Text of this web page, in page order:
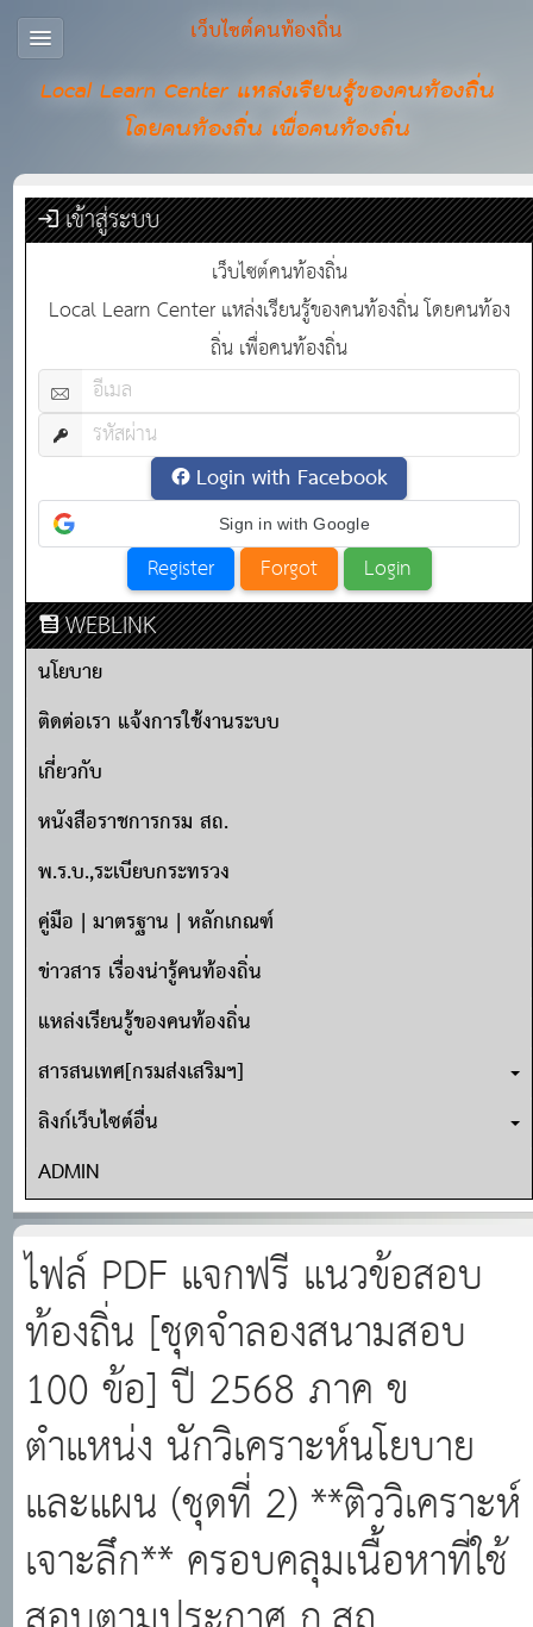
เว็บไซต์คนท้องถิ่น
Local Learn Center แหล่งเรียนรู้ของคนท้องถิ่น
โดยคนท้องถิ่น เพื่อคนท้องถิ่น
เข้าสู่ระบบ
เว็บไซต์คนท้องถิ่น
Local Learn Center แหล่งเรียนรู้ของคนท้องถิ่น โดยคนท้อง
ถิ่น เพื่อคนท้องถิ่น
Login with Facebook
Sign in with Google
WEBLINK
นโยบาย
ติดต่อเรา แจ้งการใช้งานระบบ
เกี่ยวกับ
หนังสือราชการกรม สถ.
พ.ร.บ.,ระเบียบกระทรวง
คู่มือ | มาตรฐาน | หลักเกณฑ์
ข่าวสาร เรื่องน่ารู้คนท้องถิ่น
แหล่งเรียนรู้ของคนท้องถิ่น
สารสนเทศ[กรมส่งเสริมฯ]
ลิงก์เว็บไซต์อื่น
ADMIN
ไฟล์ PDF แจกฟรี แนวข้อสอบ
ท้องถิ่น [ชุดจำลองสนามสอบ
100 ข้อ] ปี 2568 ภาค ข
ตำแหน่ง นักวิเคราะห์นโยบาย
และแผน (ชุดที่ 2) **ติววิเคราะห์
เจาะลึก** ครอบคลุมเนื้อหาที่ใช้